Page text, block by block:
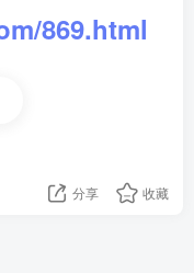
869.html
分享 收藏